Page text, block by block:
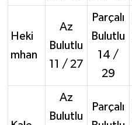
Heki
mhan
Az
Bulutlu
11 / 27
Parçalı
Bulutlu
14 /
29
Az
Bulutlu
Parçalı